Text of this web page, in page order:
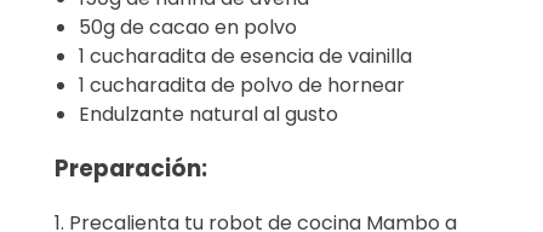
50g de cacao en polvo
1 cucharadita de esencia de vainilla
1 cucharadita de polvo de hornear
Endulzante natural al gusto
Preparación:
1. Precalienta tu robot de cocina Mambo a